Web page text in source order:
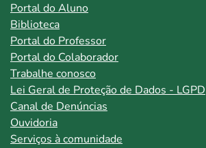
Portal do Aluno
Biblioteca
Portal do Professor
Portal do Colaborador
Trabalhe conosco
Lei Geral de Proteção de Dados - LGPD
Canal de Denúncias
Ouvidoria
Serviços à comunidade